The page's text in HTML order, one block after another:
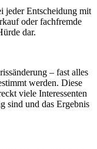
jeder Entscheidung mit
oder fachfremde
dar.
– fast alles
werden. Diese
viele Interessenten
sind und das Ergebnis